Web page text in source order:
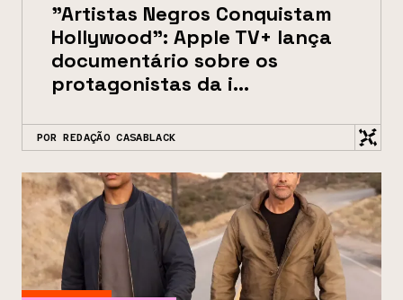
"Artistas Negros Conquistam
Hollywood": Apple TV+ lança
documentário sobre os
protagonistas da i...
POR REDAÇÃO CASABLACK